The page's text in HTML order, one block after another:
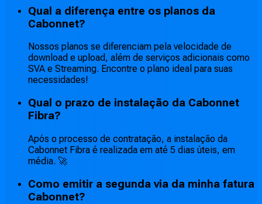
Qual a diferença entre os planos da
Cabonnet?
Nossos planos se diferenciam pela velocidade de
download e upload, além de serviços adicionais como
SVA e Streaming. Encontre o plano ideal para suas
necessidades!
Qual o prazo de instalação da Cabonnet
Fibra?
Após o processo de contratação, a instalação da
Cabonnet Fibra é realizada em até 5 dias úteis, em
média. 🚀
Como emitir a segunda via da minha fatura
Cabonnet?